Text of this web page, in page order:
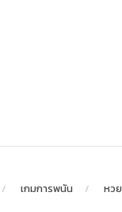
เกมการพนัน หวย